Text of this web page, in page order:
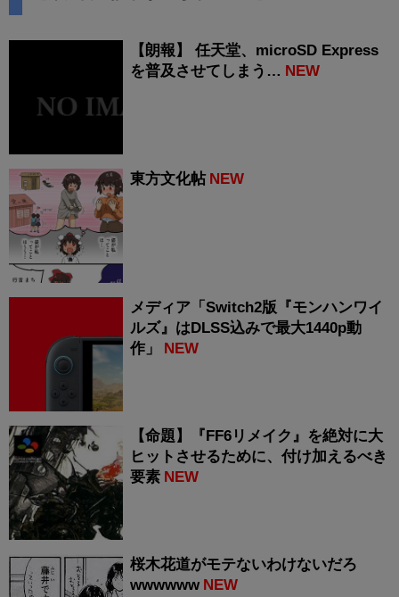
【朗報】 任天堂、microSD Express
を普及させてしまう… NEW
東方文化帖 NEW
メディア「Switch2版『モンハンワイ
ルズ』はDLSS込みで最大1440p動
作」
NEW
【命題】『FF6リメイク』を絶対に大
ヒットさせるために、付け加えるべき
要素 NEW
桜木花道がモテないわけないだろ
wwwwww NEW